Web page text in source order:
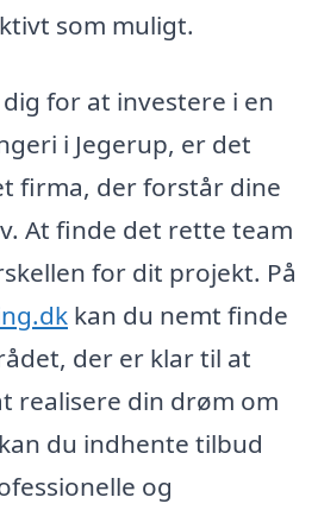
som muligt.
for at investere i en
i Jegerup, er det
firma, der forstår dine
At finde det rette team
for dit projekt. På
kan du nemt finde
der er klar til at
realisere din drøm om
du indhente tilbud
og